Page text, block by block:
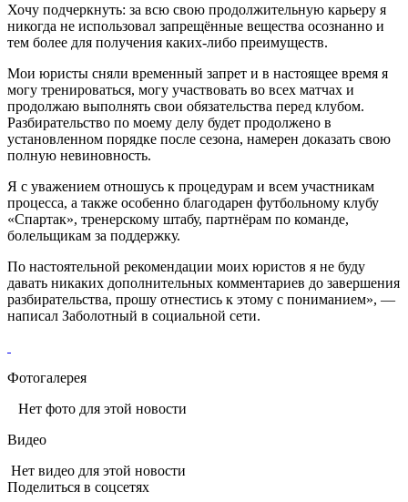
Хочу подчеркнуть: за всю свою продолжительную карьеру я
никогда не использовал запрещённые вещества осознанно и
тем более для получения каких-либо преимуществ.
Мои юристы сняли временный запрет и в настоящее время я
могу тренироваться, могу участвовать во всех матчах и
продолжаю выполнять свои обязательства перед клубом.
Разбирательство по моему делу будет продолжено в
установленном порядке после сезона, намерен доказать свою
полную невиновность.
Я с уважением отношусь к процедурам и всем участникам
процесса, а также особенно благодарен футбольному клубу
«Спартак», тренерскому штабу, партнёрам по команде,
болельщикам за поддержку.
По настоятельной рекомендации моих юристов я не буду
давать никаких дополнительных комментариев до завершения
разбирательства, прошу отнестись к этому с пониманием», —
написал Заболотный в социальной сети.
Фотогалерея
Нет фото для этой новости
Видео
Нет видео для этой новости
Поделиться в соцсетях